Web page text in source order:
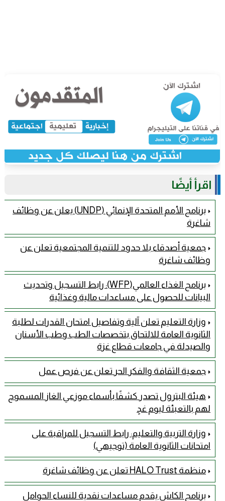
اقرأ أيضًا
برنامج الأمم المتحدة الإنمائي (UNDP) يعلن عن وظائف
شاغرة
جمعية أصدقاء بلا حدود للتنمية المجتمعية تعلن عن
وظائف شاغرة
برنامج الغذاء العالمي(WFP): رابط التسجيل وتحديث
البيانات للحصول على مساعدات مالية وغذائية
وزارة التعليم تعلن آلية وتفاصيل امتحان القدرات لطلبة
الثانوية العامة للالتحاق بتخصصات الطب وطب الأسنان
والصيدلة في جامعات قطاع غزة
جمعية الثقافة والفكر الحر تعلن عن فرص عمل
هيئة البترول تصدر كشفًا بأسماء موزعي الغاز المسموح
لهم بالتعبئة ليوم غدٍ
وزارة التربية والتعليم: رابط التسجيل للمراقبة على
امتحانات الثانوية العامة (توجيهي)
منظمة HALO Trust تعلن عن وظائف شاغرة
برنامج الكاش يقدم مساعدات نقدية للنساء الحوامل